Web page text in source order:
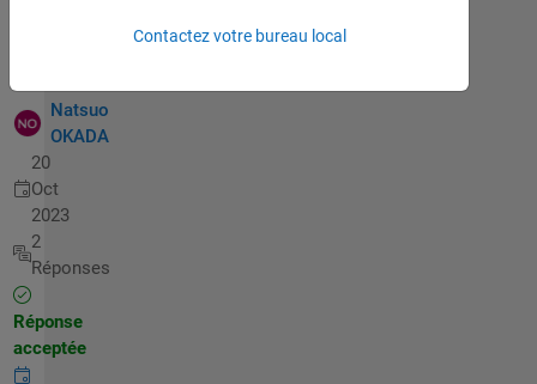
Natsuo
OKADA
20
Oct
2023
2
Réponses
Réponse
acceptée
Contactez votre bureau local